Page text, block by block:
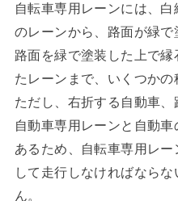
自転車専用レーンには、
のレーンから、路面が緑で
路面を緑で塗装した上で
たレーンまで、いくつかの
ただし、右折する自動車、
自動車専用レーンと自動
あるため、自転車専用レ
して走行しなければなら
ん。